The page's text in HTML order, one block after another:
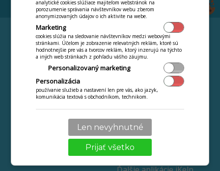
FUNKCIE
Čipový systém
Stravný list
Výkaz stravovaných
osôb
Obratová súpiska
Internete ZDARMA
STIAHNUŤ
CENNÍK
Návody
ONLINE videokurz
Najčastejšie kladené
otazky
Novinky a zmeny
Kontakt
Ochrana osobných
údajov
analytické cookies slúžiace majiteľom webstránok na
porozumenie správania návštevníkov webu zberom
anonymizovaných údajov o ich aktivite na webe.
Marketing
cookies slúžia na sledovanie návštevníkov medzi webovými
stránkami. Účelom je zobrazenie relevatných reklám, ktoré sú
hodnotnejšie pre vás a tvorcov reklám, ktorý inzerujú na týchto
a iných web stránkach z pohľadu vášho záujmu.
Personalizovaný marketing
Personalizácia
používanie služieb a nastavení len pre vás, ako jazyk,
komunikácia textová s obchodníkom, technikom.
Len nevyhnutné
Prijať všetko